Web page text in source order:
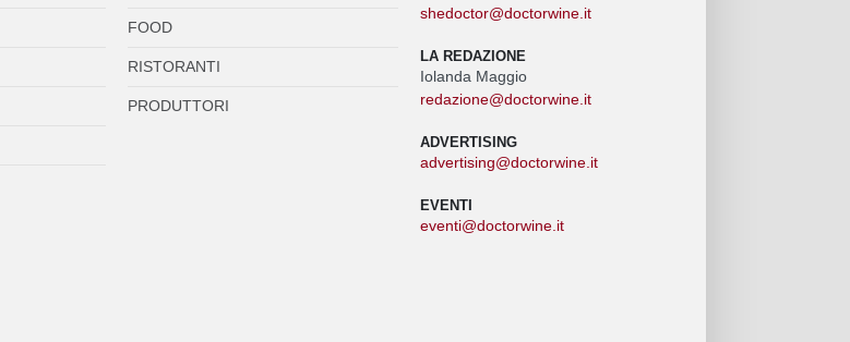
FOOD
RISTORANTI
PRODUTTORI
shedoctor@doctorwine.it
LA REDAZIONE
Iolanda Maggio
redazione@doctorwine.it
ADVERTISING
advertising@doctorwine.it
EVENTI
eventi@doctorwine.it